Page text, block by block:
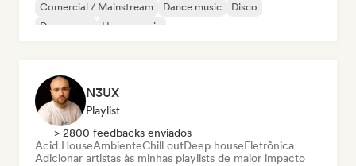
Comercial / Mainstream
Dance music
Disco
Dream pop
House music
N3UX
Playlist
> 2800 feedbacks enviados
Acid HouseAmbienteChill outDeep houseEletrônica
Adicionar artistas às minhas playlists de maior impacto